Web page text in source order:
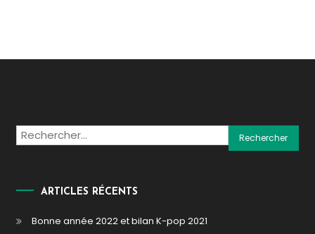
Rechercher :
ARTICLES RÉCENTS
Bonne année 2022 et bilan K-pop 2021